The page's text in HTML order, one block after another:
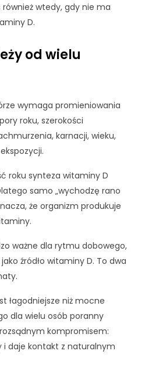
wtedy, gdy nie ma
D.
od wielu
wymaga promieniowania
roku, szerokości
karnacji, wieku,
roku synteza witaminy D
samo „wychodzę rano
że organizm produkuje
ważne dla rytmu dobowego,
źródło witaminy D. To dwa
łagodniejsze niż mocne
dla wielu osób poranny
kompromisem:
i daje kontakt z naturalnym